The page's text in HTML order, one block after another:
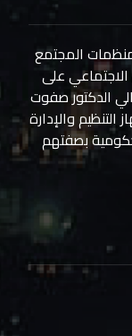
المجتمع
على
الدكتور صفوت
والإدارة
بصفتهم